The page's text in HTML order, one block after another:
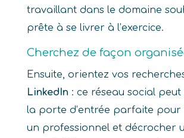
travaillant dans le domaine
prête à se livrer à l’exercice.
Cherchez de façon
Ensuite, orientez vos
LinkedIn : ce réseau social
la porte d’entrée parfaite
un professionnel et décrocher